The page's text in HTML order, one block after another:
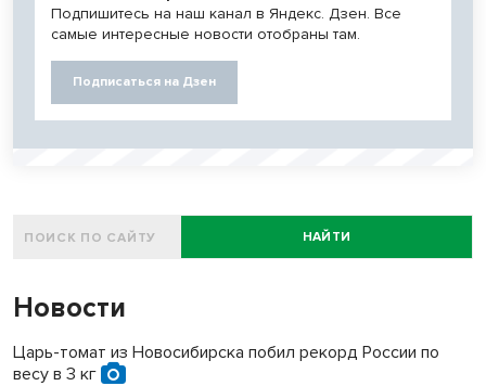
Подпишитесь на наш канал в Яндекс. Дзен. Все
самые интересные новости отобраны там.
Подписаться на Дзен
НАЙТИ
Новости
Царь-томат из Новосибирска побил рекорд России по
весу в 3 кг